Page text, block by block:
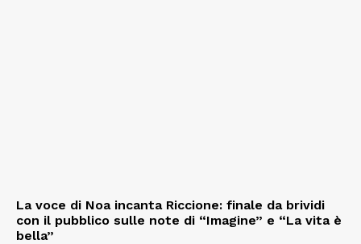
La voce di Noa incanta Riccione: finale da brividi
con il pubblico sulle note di “Imagine” e “La vita è
bella”